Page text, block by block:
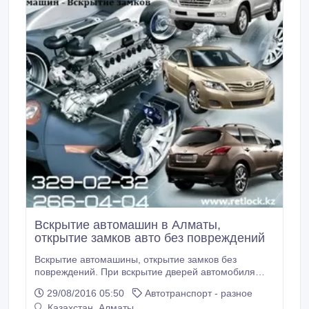
панели матовые и глянцевые * чернения резины
глицериновые и силиконовые * воски для кузова
горячие и холодные * кондиционеры кожи и
освежители Более подробно о нашей продукции,
Вы сможете узнать на нашем сайте и/или по
телефонам.
Вскрытие автомашин в Алматы,
открытие замков авто без повреждений
Вскрытие автомашины, открытие замков без
повреждений. При вскрытие дверей автомобиля
что при вскрытии автомобиля используется
29/08/2016 05:50
Автотранспорт - разное